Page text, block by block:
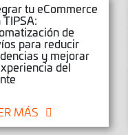
tu eCommerce
TIPSA:
de
para reducir
y mejorar
del
MÁS